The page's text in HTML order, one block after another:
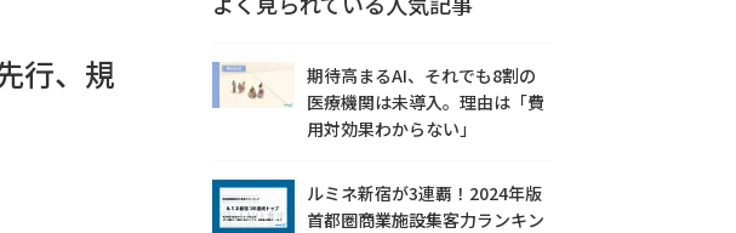
行、規
期待高まるAI、それでも8割の
医療機関は未導入。理由は「費
用対効果わからない」
ルミネ新宿が3連覇！2024年版
首都圏商業施設集客力ランキン